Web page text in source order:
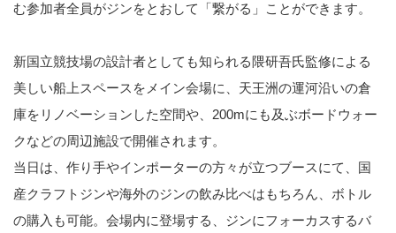
む参加者全員がジンをとおして「繋がる」ことができます。
新国立競技場の設計者としても知られる隈研吾氏監修による
美しい船上スペースをメイン会場に、天王洲の運河沿いの倉
庫をリノベーションした空間や、200mにも及ぶボードウォー
クなどの周辺施設で開催されます。
当日は、作り手やインポーターの方々が立つブースにて、国
産クラフトジンや海外のジンの飲み比べはもちろん、ボトル
の購入も可能。会場内に登場する、ジンにフォーカスするバ